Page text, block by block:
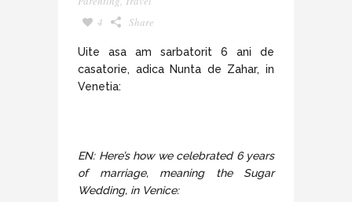
4
Share
Uite asa am sarbatorit 6 ani de
casatorie, adica Nunta de Zahar, in
Venetia:
EN: Here’s how we celebrated 6 years
of marriage, meaning the Sugar
Wedding, in Venice: